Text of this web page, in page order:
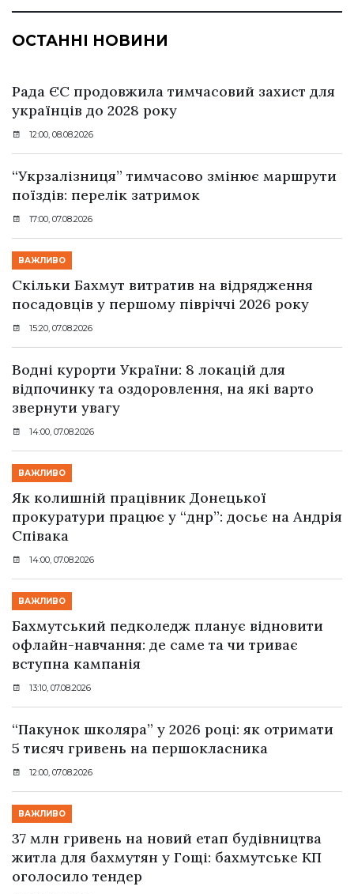
ОСТАННІ НОВИНИ
Рада ЄС продовжила тимчасовий захист для
українців до 2028 року
12:00, 08.08.2026
“Укрзалізниця” тимчасово змінює маршрути
поїздів: перелік затримок
17:00, 07.08.2026
ВАЖЛИВО
Скільки Бахмут витратив на відрядження
посадовців у першому півріччі 2026 року
15:20, 07.08.2026
Водні курорти України: 8 локацій для
відпочинку та оздоровлення, на які варто
звернути увагу
14:00, 07.08.2026
ВАЖЛИВО
Як колишній працівник Донецької
прокуратури працює у “днр”: досьє на Андрія
Співака
14:00, 07.08.2026
ВАЖЛИВО
Бахмутський педколедж планує відновити
офлайн-навчання: де саме та чи триває
вступна кампанія
13:10, 07.08.2026
“Пакунок школяра” у 2026 році: як отримати
5 тисяч гривень на першокласника
12:00, 07.08.2026
ВАЖЛИВО
37 млн гривень на новий етап будівництва
житла для бахмутян у Гощі: бахмутське КП
оголосило тендер